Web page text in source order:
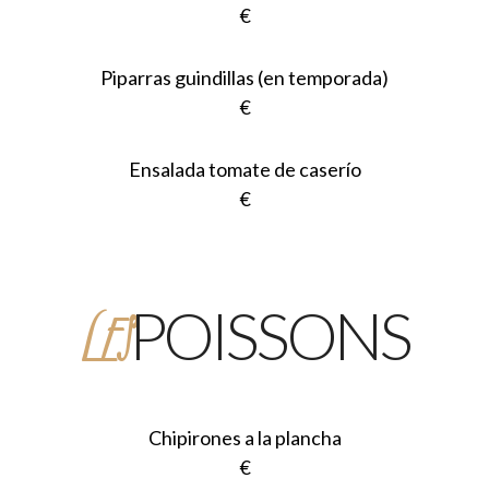
€
Piparras guindillas (en temporada)
€
Ensalada tomate de caserío
€
LESPOISSONS
Chipirones a la plancha
€